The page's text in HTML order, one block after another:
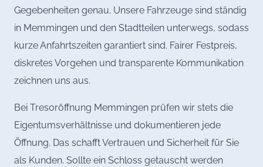
Gegebenheiten genau. Unsere Fahrzeuge sind ständig
in Memmingen und den Stadtteilen unterwegs, sodass
kurze Anfahrtszeiten garantiert sind. Fairer Festpreis,
diskretes Vorgehen und transparente Kommunikation
zeichnen uns aus.
Bei Tresoröffnung Memmingen prüfen wir stets die
Eigentumsverhältnisse und dokumentieren jede
Öffnung. Das schafft Vertrauen und Sicherheit für Sie
als Kunden. Sollte ein Schloss getauscht werden